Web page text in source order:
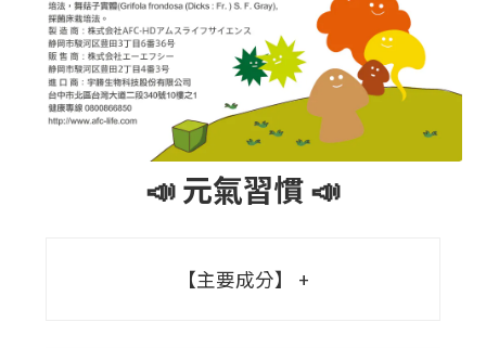
📣 元氣習慣 📣
【主要成分】